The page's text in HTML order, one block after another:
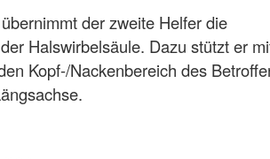
der zweite Helfer die
Halswirbelsäule. Dazu stützt er
Kopf-/Nackenbereich des